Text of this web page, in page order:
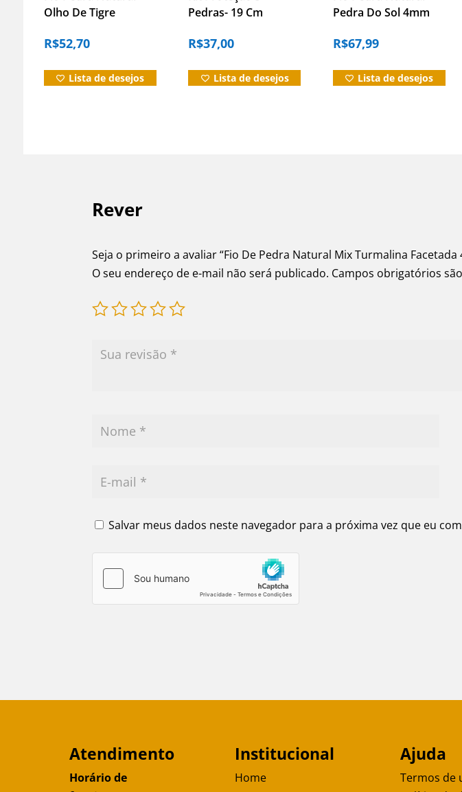
Olho De Tigre
Artesanato O. Tigre
R$52,70
Lista de desejos
Pedras- 19 Cm
R$37,00
Lista de desejos
Pedra Do Sol 4mm
Pedra Do Sol
R$67,99
Lista de desejos
Rever
Seja o primeiro a avaliar “Fio De Pedra Natural Mix Turmalina
O seu endereço de e-mail não será publicado. Campos obrigatórios
Salvar meus dados neste navegador para a próxima vez que eu
Atendimento
Horário de
Institucional
Home
Ajuda
Termos de